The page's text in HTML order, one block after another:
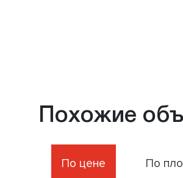
Похожие
По цене По